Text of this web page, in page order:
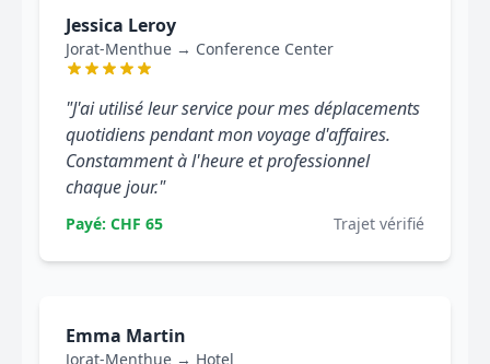
Jessica Leroy
Jorat-Menthue → Conference Center
"J'ai utilisé leur service pour mes déplacements
quotidiens pendant mon voyage d'affaires.
Constamment à l'heure et professionnel
chaque jour."
Payé: CHF 65 Trajet vérifié
Emma Martin
Jorat-Menthue → Hotel